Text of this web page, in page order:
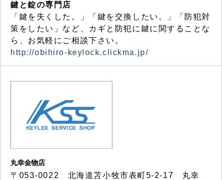
鍵と錠の専門店
「鍵を失くした。」「鍵を交換したい。」「防犯対
策をしたい」など、カギと防犯に鍵に関することな
ら、お気軽にご相談下さい。
http://obihiro-keylock.clickma.jp/
丸幸金物店
〒053-0022 北海道苫小牧市表町5-2-17 丸幸